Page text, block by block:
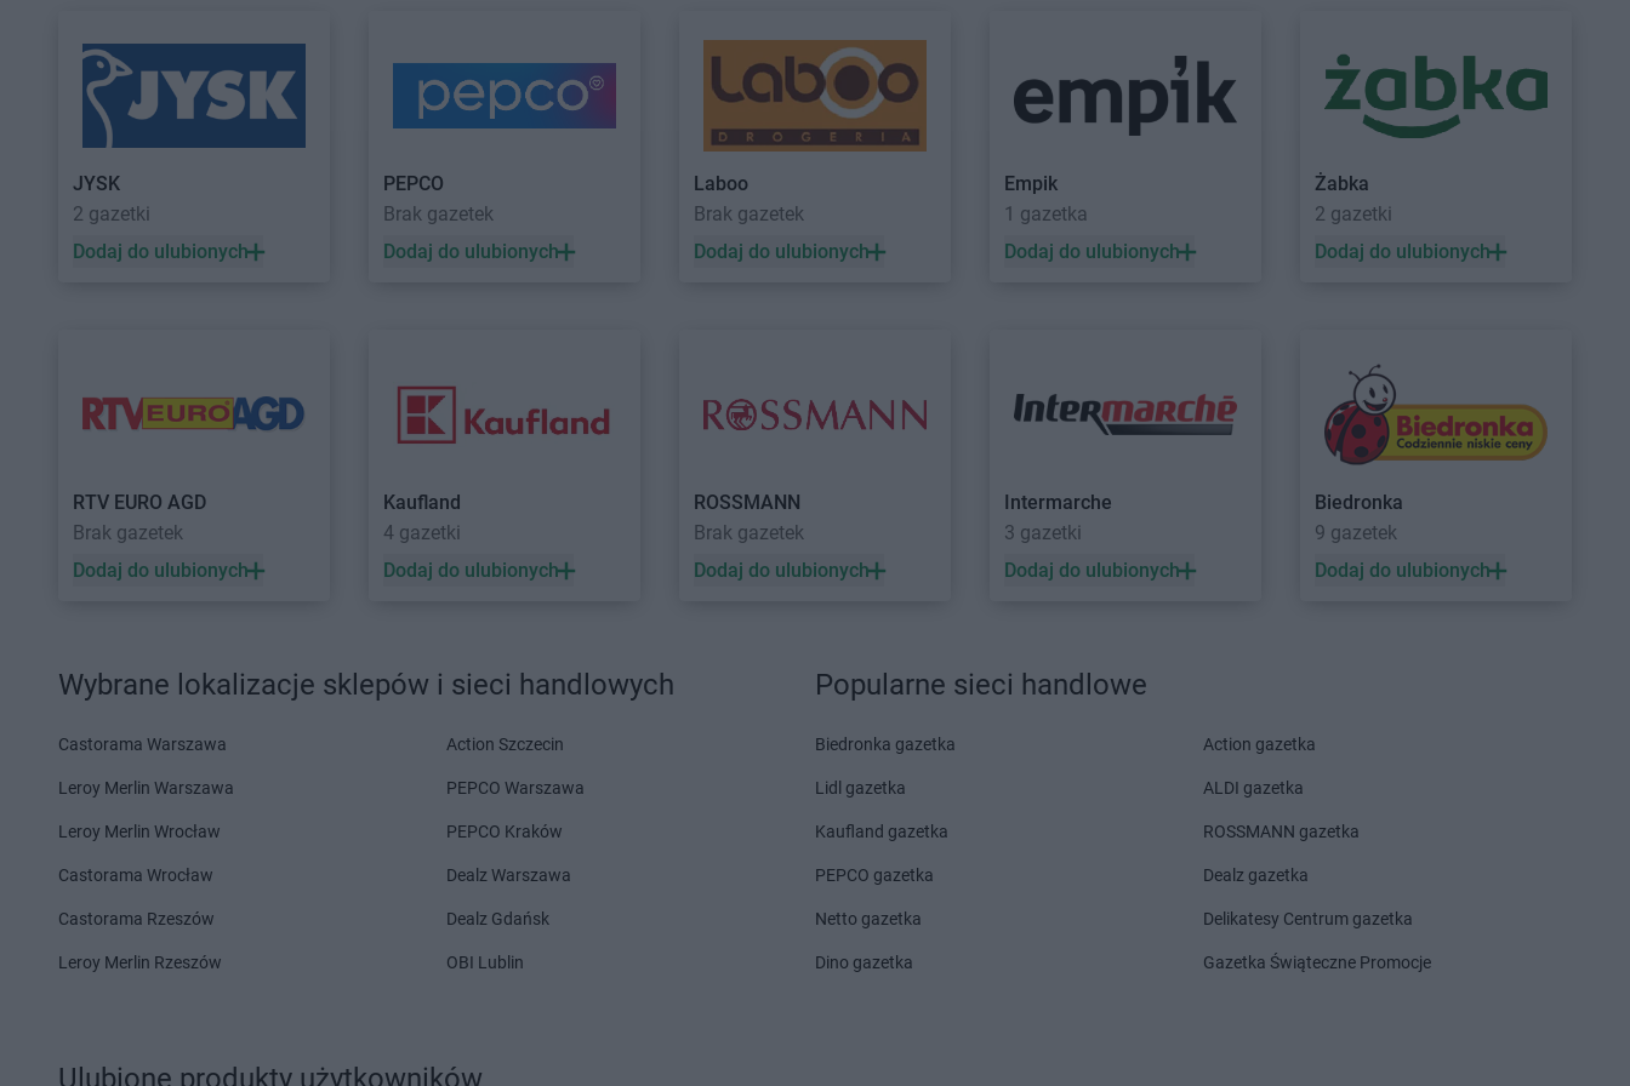
Topaz Żelków-Kolonia
JYSK
2 gazetki
Dodaj do ulubionych
PEPCO
Brak gazetek
Dodaj do ulubionych
Laboo
Brak gazetek
Dodaj do ulubionych
Empik
1 gazetka
Dodaj do ulubionych
Żabka
2 gazetki
Dodaj do ulubionych
RTV EURO AGD
Brak gazetek
Dodaj do ulubionych
Kaufland
4 gazetki
Dodaj do ulubionych
ROSSMANN
Brak gazetek
Dodaj do ulubionych
Intermarche
3 gazetki
Dodaj do ulubionych
Biedronka
9 gazetek
Dodaj do ulubionych
Wybrane lokalizacje sklepów i sieci handlowych
Castorama Warszawa
Leroy Merlin Warszawa
Leroy Merlin Wrocław
Castorama Wrocław
Castorama Rzeszów
Leroy Merlin Rzeszów
Action Szczecin
PEPCO Warszawa
PEPCO Kraków
Dealz Warszawa
Dealz Gdańsk
OBI Lublin
Popularne sieci handlowe
Biedronka gazetka
Lidl gazetka
Kaufland gazetka
PEPCO gazetka
Netto gazetka
Dino gazetka
Action gazetka
ALDI gazetka
ROSSMANN gazetka
Dealz gazetka
Delikatesy Centrum gazetka
Gazetka Świąteczne Promocje
Ulubione produkty użytkowników